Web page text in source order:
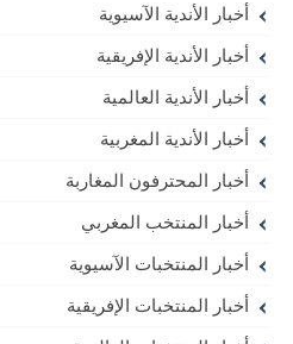
أخبار الأندية الآسيوية
أخبار الأندية الإفريقية
أخبار الأندية العالمية
أخبار الأندية المغربية
أخبار المحترفون المغاربة
أخبار المنتخب المغربي
أخبار المنتخبات الآسيوية
أخبار المنتخبات الإفريقية